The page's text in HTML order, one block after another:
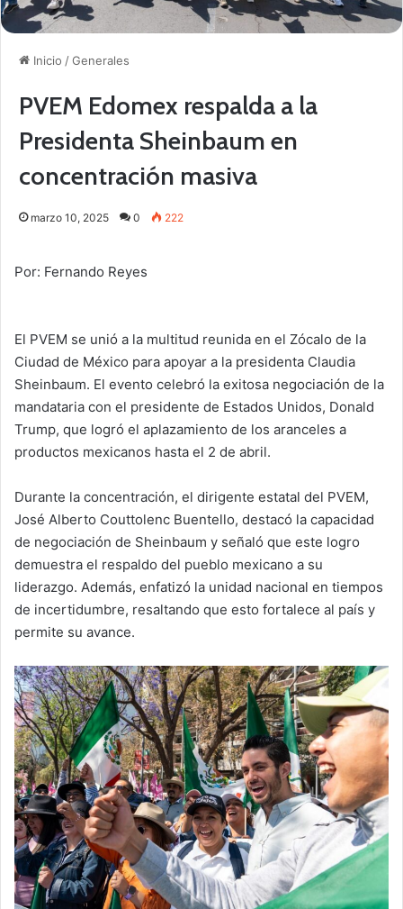
Inicio /Generales
PVEM Edomex respalda a la
Presidenta Sheinbaum en
concentración masiva
marzo 10, 2025 0 222
Por: Fernando Reyes
El PVEM se unió a la multitud reunida en el Zócalo de la
Ciudad de México para apoyar a la presidenta Claudia
Sheinbaum. El evento celebró la exitosa negociación de la
mandataria con el presidente de Estados Unidos, Donald
Trump, que logró el aplazamiento de los aranceles a
productos mexicanos hasta el 2 de abril.
Durante la concentración, el dirigente estatal del PVEM,
José Alberto Couttolenc Buentello, destacó la capacidad
de negociación de Sheinbaum y señaló que este logro
demuestra el respaldo del pueblo mexicano a su
liderazgo. Además, enfatizó la unidad nacional en tiempos
de incertidumbre, resaltando que esto fortalece al país y
permite su avance.